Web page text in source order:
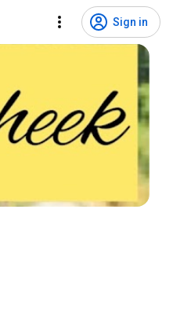
Sign in